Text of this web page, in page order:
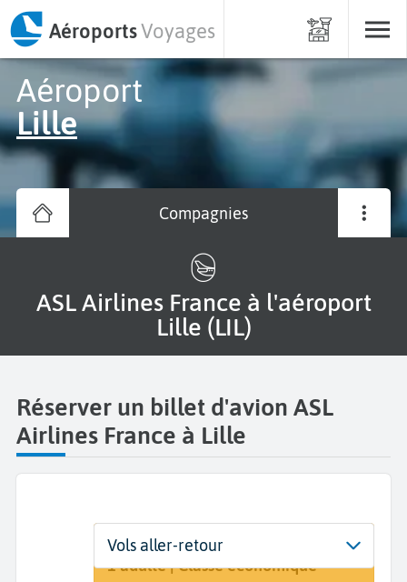
AéroportsVoyages
Aéroport
Lille
Compagnies
ASL Airlines France à l'aéroport
Lille (LIL)
Réserver un billet d'avion ASL
Airlines France à Lille
Départ
Lille (LIL)
Dates
Dates de votre voyage
Voyageurs | Classe
1 adulte | Classe économique
Vols aller-retour